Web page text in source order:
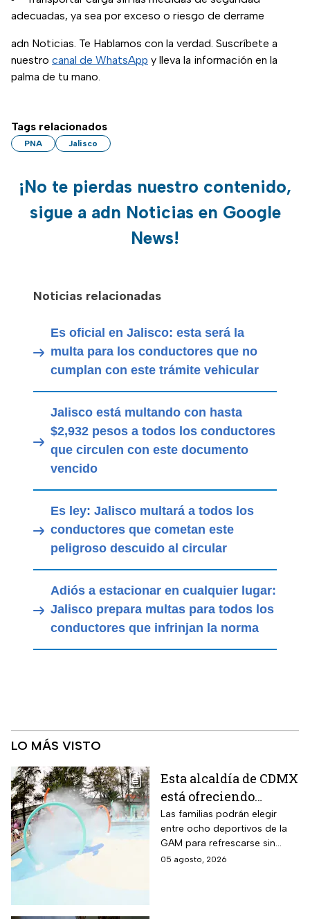
adecuadas, ya sea por exceso o riesgo de derrame
adn Noticias. Te Hablamos con la verdad. Suscríbete a
nuestro canal de WhatsApp y lleva la información en la
palma de tu mano.
Tags relacionados
PNA Jalisco
¡No te pierdas nuestro contenido,
sigue a adn Noticias en Google
News!
Noticias relacionadas
Es oficial en Jalisco: esta será la
multa para los conductores que no
cumplan con este trámite vehicular
Jalisco está multando con hasta
$2,932 pesos a todos los conductores
que circulen con este documento
vencido
Es ley: Jalisco multará a todos los
conductores que cometan este
peligroso descuido al circular
Adiós a estacionar en cualquier lugar:
Jalisco prepara multas para todos los
conductores que infrinjan la norma
LO MÁS VISTO
Esta alcaldía de CDMX
está ofreciendo
albercas gratis
durante agosto de
2026: los únicos
requisitos que debes
Las familias podrán elegir
entre ocho deportivos de la
GAM para refrescarse sin
pagar entrada durante las
05 agosto, 2026